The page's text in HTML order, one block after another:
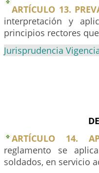
ARTÍCULO 13.
interpretación y
principios rectores
Jurisprudencia
ARTÍCULO 14.
reglamento se
soldados, en servicio